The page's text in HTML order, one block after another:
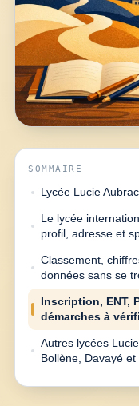
SOMMAIRE
Lycée Lucie
Le lycée
profil, adresse et
Classement,
données sans se
Inscription, ENT,
démarches à
Autres lycées
Bollène, Davayé